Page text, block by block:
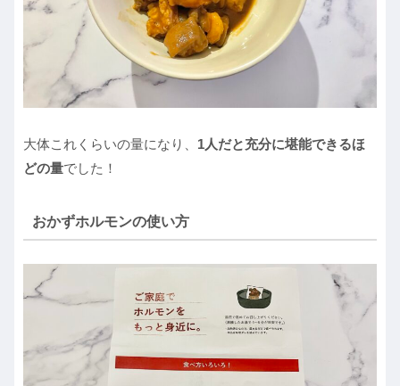
大体これくらいの量になり、 1人だと充分に堪能できるほ
どの量でした！
おかずホルモンの使い方